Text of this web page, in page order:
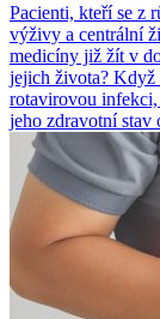
Pacienti, kteří se z
výživy a centrální
medicíny již žít v
jejich života?
rotavirovou infekci,
jeho zdravotní